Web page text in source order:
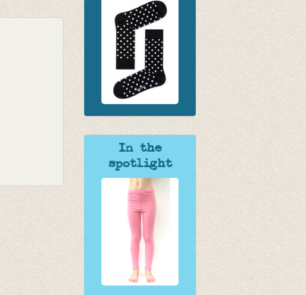
In the
spotlight